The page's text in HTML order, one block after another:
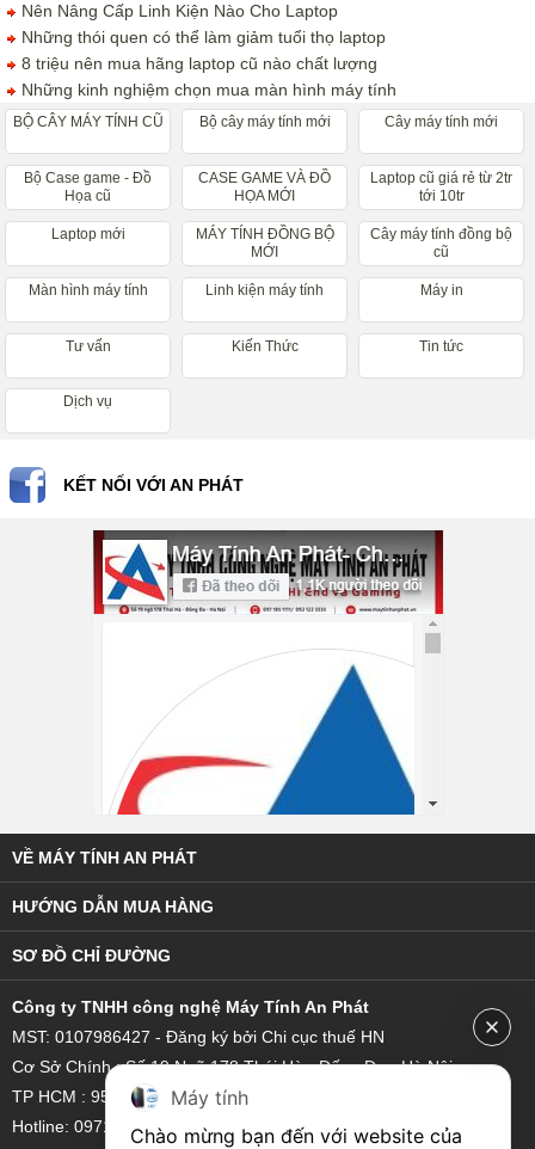
Nên Nâng Cấp Linh Kiện Nào Cho Laptop
Những thói quen có thể làm giảm tuổi thọ laptop
8 triệu nên mua hãng laptop cũ nào chất lượng
Những kinh nghiệm chọn mua màn hình máy tính
BỘ CÂY MÁY TÍNH CŨ Bộ cây máy tính mới Cây máy tính mới
Bộ Case game - Đồ
Họa cũ
CASE GAME VÀ ĐỒ
HỌA MỚI
Laptop cũ giá rẻ từ 2tr
tới 10tr
Laptop mới
MÁY TÍNH ĐỒNG BỘ
MỚI
Cây máy tính đồng bộ
cũ
Màn hình máy tính Linh kiện máy tính Máy in
Tư vấn Kiến Thức Tin tức
Dịch vụ
KẾT NỐI VỚI AN PHÁT
VỀ MÁY TÍNH AN PHÁT
HƯỚNG DẪN MUA HÀNG
SƠ ĐỒ CHỈ ĐƯỜNG
Công ty TNHH công nghệ Máy Tính An Phát
MST: 0107986427 - Đăng ký bởi Chi cục thuế HN
Cơ Sở Chính : Số 19 Ngõ 178 Thái Hà - Đống Đa - Hà Nội
TP HCM : 95/18 Hoàng Bật Đạt, Phường 15, Quận Tân Bình
Hotline: 0971 851 111 - 0921 22 3333
Máy tính
Chào mừng bạn đến với website của